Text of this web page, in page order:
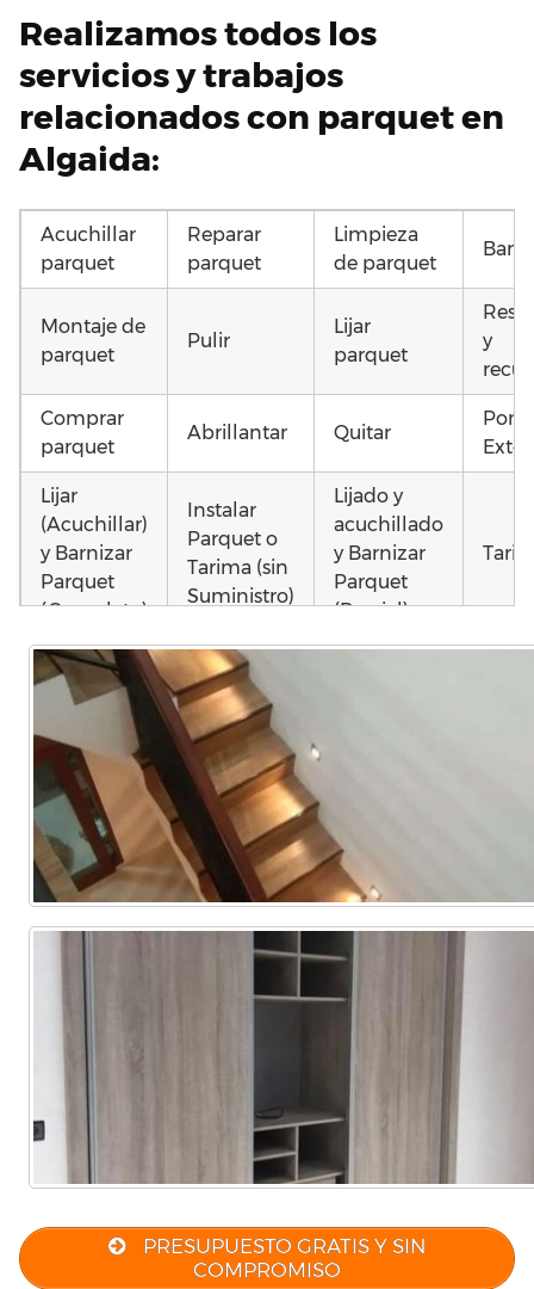
Realizamos todos los
servicios y trabajos
relacionados con parquet en
Algaida:
Acuchillar
parquet
Reparar
parquet
Limpieza
de parquet
Montaje de
parquet
Pulir
Lijar
parquet
y
Comprar
parquet
Abrillantar Quitar
Lijar
(Acuchillar)
y Barnizar
Parquet
(Completo)
Instalar
Parquet o
Tarima (sin
Suministro)
Lijado y
acuchillado
y Barnizar
Parquet
(Parcial)
Poner
parquet o
Local
Comercial
Colocar
parquet o
Tarima
Vivienda
(Completa)
PRESUPUESTO GRATIS Y SIN
COMPROMISO